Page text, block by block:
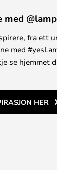
med
fra ett
med
se hjemmet
HER